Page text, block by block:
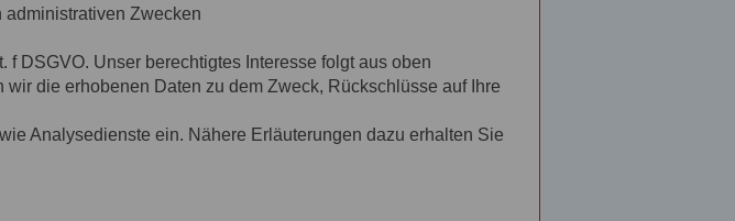
Zwecken
f DSGVO. Unser berechtigtes Interesse folgt aus oben
die erhobenen Daten zu dem Zweck, Rückschlüsse auf Ihre
Analysedienste ein. Nähere Erläuterungen dazu erhalten Sie